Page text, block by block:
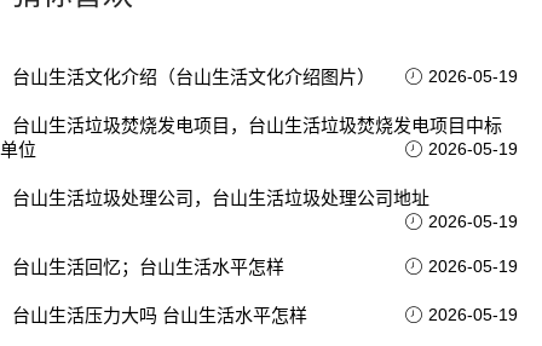
台山生活文化介绍（台山生活文化介绍图片） 2026-05-19
台山生活垃圾焚烧发电项目，台山生活垃圾焚烧发电项目中标
单位
2026-05-19
台山生活垃圾处理公司，台山生活垃圾处理公司地址
2026-05-19
台山生活回忆；台山生活水平怎样 2026-05-19
台山生活压力大吗 台山生活水平怎样 2026-05-19